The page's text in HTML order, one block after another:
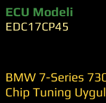
ECU Modeli
EDC17CP45
BMW 7-Series
Chip Tuning